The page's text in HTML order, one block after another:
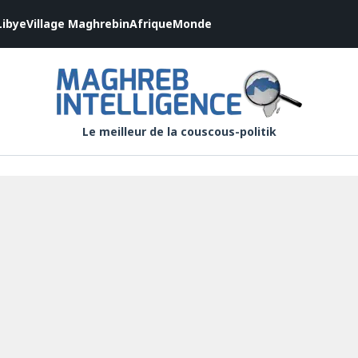
Village MaghrebinAfriqueMonde
Le meilleur de la couscous-politik